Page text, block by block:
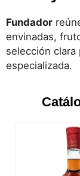
Fundador
envinadas,
selección clara
especializada.